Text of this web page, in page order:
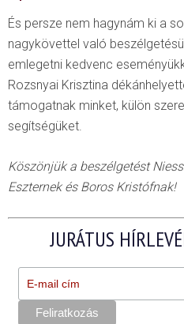
És persze nem hagynám ki a
nagykövettel való
emlegetni kedvenc
Rozsnyai Krisztina
támogatnak minket, külön
segítségüket.
Köszönjük a beszélgetést
Eszternek és Boros Kristófnak!
JURÁTUS